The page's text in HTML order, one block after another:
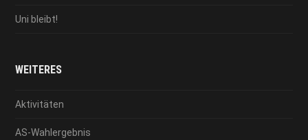
Uni bleibt!
WEITERES
Aktivitäten
AS-Wahlergebnis